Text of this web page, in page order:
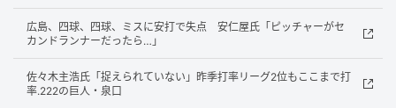
広島、四球、四球、ミスに安打で失点 安仁屋氏「ピッチャーがセ
カンドランナーだったら…」
佐々木主浩氏「捉えられていない」昨季打率リーグ2位もここまで打
率.222の巨人・泉口